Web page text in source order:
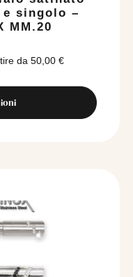
singolo –
MM.20
da 50,00 €